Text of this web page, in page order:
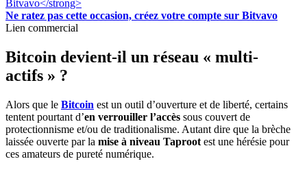
Ne ratez pas cette occasion, créez votre compte sur Bitvavo
Lien commercial
Bitcoin devient-il un réseau « multi-
actifs » ?
Alors que le Bitcoin est un outil d’ouverture et de liberté, certains
tentent pourtant d’en verrouiller l’accès sous couvert de
protectionnisme et/ou de traditionalisme. Autant dire que la brèche
laissée ouverte par la mise à niveau Taproot est une hérésie pour
ces amateurs de pureté numérique.